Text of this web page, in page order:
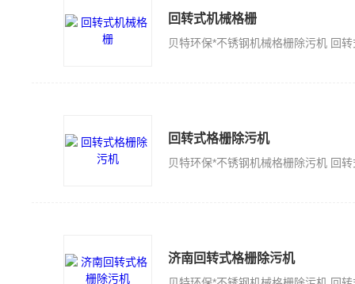
回转式机械格栅
回转式格栅除污机
济南回转式格栅除污机